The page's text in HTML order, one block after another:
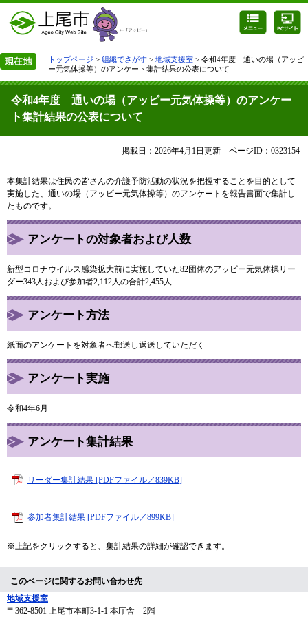
トップページ > 組織でさがす > 地域支援室 > 令和4年度 通いの場（アッピ
ー元気体操等）のアンケート集計結果の公表について
令和4年度 通いの場（アッピー元気体操等）のアンケー
ト集計結果の公表について
掲載日：2026年4月1日更新 ページID：0323154
本集計結果は住民の皆さんの介護予防活動の状況を把握することを目的として
実施した、通いの場（アッピー元気体操等）のアンケートを報告書面で集計し
たものです。
アンケートの対象者および人数
新型コロナウイルス感染拡大前に実施していた82団体のアッピー元気体操リー
ダー343人および参加者2,112人の合計2,455人
アンケート方法
紙面のアンケートを対象者へ郵送し返送していただく
アンケート実施
令和4年6月
アンケート集計結果
リーダー集計結果 [PDFファイル／839KB]
参加者集計結果 [PDFファイル／899KB]
※上記をクリックすると、集計結果の詳細が確認できます。
このページに関するお問い合わせ先
地域支援室
〒362-8501 上尾市本町3-1-1 本庁舎 2階